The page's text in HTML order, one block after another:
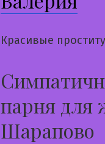
Красивые
парня для
Шарапово